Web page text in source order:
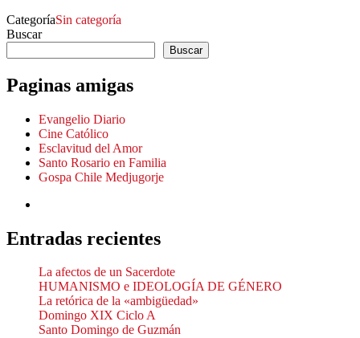
CategoríaSin categoría
Buscar
Buscar
Paginas amigas
Evangelio Diario
Cine Católico
Esclavitud del Amor
Santo Rosario en Familia
Gospa Chile Medjugorje
Entradas recientes
La afectos de un Sacerdote
HUMANISMO e IDEOLOGÍA DE GÉNERO
La retórica de la «ambigüedad»
Domingo XIX Ciclo A
Santo Domingo de Guzmán